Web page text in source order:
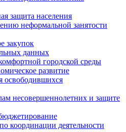
защита населения
неформальной занятости
закупок
данных
городской среды
развитие
освободившихся
несовершеннолетних и защите
координации деятельности